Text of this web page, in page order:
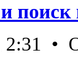
2:31 •